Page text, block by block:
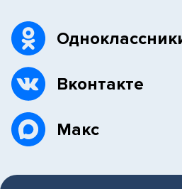
Вконтакте
Макс